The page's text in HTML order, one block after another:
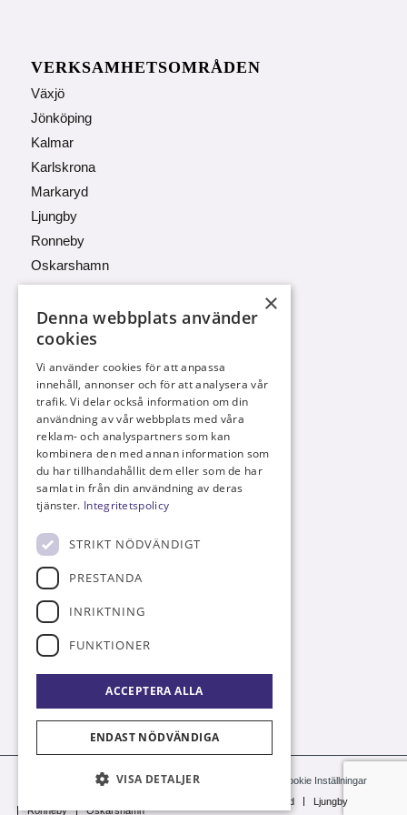
VERKSAMHETSOMRÅDEN
Växjö
Jönköping
Kalmar
Karlskrona
Markaryd
Ljungby
Ronneby
Oskarshamn
KONTAKTA OSS
070 676 20 58
info@m-centrum.se
HITTA TILL OSS
Bäckgatan 18,
352 31 VÄXJÖ
(Endast tidsbokade möten)
© Mäklarcentrum Syd| Hemsidan levereras av Kust IT
Cookie Inställningar
Markaryd
Ljungby
Ronneby
Oskarshamn
×
Denna webbplats använder
cookies
Vi använder cookies för att anpassa
innehåll, annonser och för att analysera vår
trafik. Vi delar också information om din
användning av vår webbplats med våra
reklam- och analyspartners som kan
kombinera den med annan information som
du har tillhandahållit dem eller som de har
samlat in från din användning av deras
tjänster. Integritetspolicy
STRIKT NÖDVÄNDIGT
PRESTANDA
INRIKTNING
FUNKTIONER
ACCEPTERA ALLA
ENDAST NÖDVÄNDIGA
VISA DETALJER